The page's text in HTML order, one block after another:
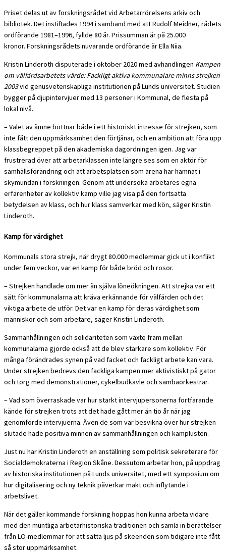
Priset delas ut av forskningsrådet vid Arbetarrörelsens arkiv och
bibliotek. Det instiftades 1994 i samband med att Rudolf Meidner, rådets
ordförande 1981–1996, fyllde 80 år. Prissumman är på 25.000
kronor. Forskningsrådets nuvarande ordförande är Ella Niia.
Kristin Linderoth disputerade i oktober 2020 med avhandlingen Kampen
om välfärdsarbetets värde: Fackligt aktiva kommunalare minns strejken
2003vid genusvetenskapliga institutionen på Lunds universitet. Studien
bygger på djupintervjuer med 13 personer i Kommunal, de flesta på
lokal nivå.
– Valet av ämne bottnar både i ett historiskt intresse för strejken, som
inte fått den uppmärksamhet den förtjänar, och en ambition att föra upp
klassbegreppet på den akademiska dagordningen igen. Jag var
frustrerad över att arbetarklassen inte längre ses som en aktör för
samhällsförändring och att arbetsplatsen som arena har hamnat i
skymundan i forskningen. Genom att undersöka arbetares egna
erfarenheter av kollektiv kamp ville jag visa på den fortsatta
betydelsen av klass, och hur klass samverkar med kön, säger Kristin
Linderoth.
Kamp för värdighet
Kommunals stora strejk, när drygt 80.000 medlemmar gick ut i konflikt
under fem veckor, var en kamp för både bröd och rosor.
– Strejken handlade om mer än själva löneökningen. Att strejka var ett
sätt för kommunalarna att kräva erkännande för välfärden och det
viktiga arbete de utför. Det var en kamp för deras värdighet som
människor och som arbetare, säger Kristin Linderoth.
Sammanhållningen och solidariteten som växte fram mellan
kommunalarna gjorde också att de blev starkare som kollektiv. För
många förändrades synen på vad facket och fackligt arbete kan vara.
Under strejken bedrevs den fackliga kampen mer aktivistiskt på gator
och torg med demonstrationer, cykelbudkavle och sambaorkestrar.
– Vad som överraskade var hur starkt intervjupersonerna fortfarande
kände för strejken trots att det hade gått mer än tio år när jag
genomförde intervjuerna. Även de som var besvikna över hur strejken
slutade hade positiva minnen av sammanhållningen och kamplusten.
Just nu har Kristin Linderoth en anställning som politisk sekreterare för
Socialdemokraterna i Region Skåne. Dessutom arbetarhon, på uppdrag
av historiska institutionen på Lunds universitet, med ett symposium om
hur digitalisering och ny teknik påverkar makt och inflytande i
arbetslivet.
När det gäller kommande forskning hoppas hon kunna arbeta vidare
med den muntliga arbetarhistoriska traditionen och samla in berättelser
från LO-medlemmar för att sätta ljus på skeenden som tidigare inte fått
så stor uppmärksamhet.